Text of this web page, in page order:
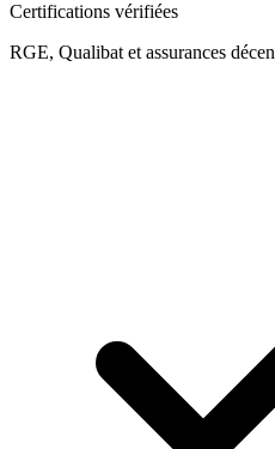
Certifications vérifiées
RGE, Qualibat et assurances